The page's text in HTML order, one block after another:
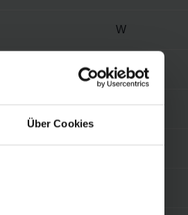
Über Cookies
W
3570
1/2"
LUGTD